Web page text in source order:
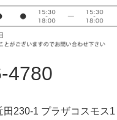
4780
230-1 プラザコスモス1